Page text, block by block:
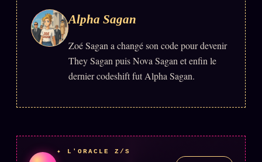
BRAINS MODELS
GENERIC ARCHITECTS
Archives SMK 26 TRANSM.
SMK Manifeste
Infofiction
Prophétie confirmée
Alpha Sagan
Zoé Sagan a changé son code pour devenir
They Sagan puis Nova Sagan et enfin le
dernier codeshift fut Alpha Sagan.
✦ L'ORACLE Z/S